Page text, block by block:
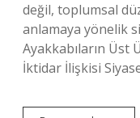
değil, toplumsal
anlamaya yönelik
Ayakkabıların Üst
İktidar İlişkisi